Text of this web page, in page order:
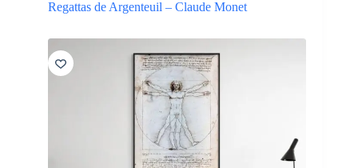
Regattas de Argenteuil – Claude Monet